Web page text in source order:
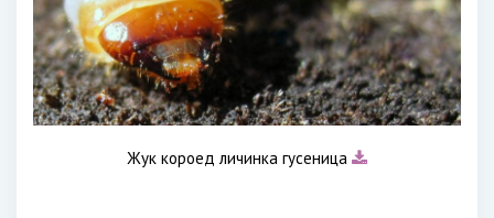
Жук короед личинка гусеница